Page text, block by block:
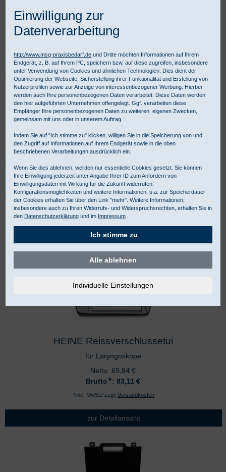
Praxisbedarf Shop Notfall
Beatmung und Intubation
HEINE Laryngoskope
HEINE Laryngoskop-Sets
HEINE Laryngoskop-Sets
HEINE Laryngoskop-Sets gehören zur Grundausstattung des
Notfall-Equipments im Rettungsdienst, der Notfallambulanz und in
der Chirurgie. Für gewerbliche Kunden ist Kauf auf Rechnung
möglich.
HEINE Laryngoscope Sets - Produktübersicht:
Auswahl vor Produktliste
HEINE Reissverschlussetui
für Laryngoskope
Netto: 69,84 €
Brutto∗: 83,11 €
*inkl. MwSt./ zzgl. Versandkosten
zur Detailansicht
Einwilligung zur
Datenverarbeitung
http://www.msg-praxisbedarf.de und Dritte möchten Informationen auf Ihrem
Endgerät, z. B. auf Ihrem PC, speichern bzw. auf diese zugreifen, insbesondere
unter Verwendung von Cookies und ähnlichen Technologien. Dies dient der
Optimierung der Webseite, Sicherstellung ihrer Funktionalität und Erstellung von
Nutzerprofilen sowie zur Anzeige von interessenbezogener Werbung. Hierbei
werden auch Ihre personenbezogenen Daten verarbeitet. Diese Daten werden
den hier aufgeführten Unternehmen offengelegt. Ggf. verarbeiten diese
Empfänger Ihre personenbezogenen Daten zu weiteren, eigenen Zwecken,
gemeinsam mit uns oder in unserem Auftrag.
Indem Sie auf "Ich stimme zu" klicken, willigen Sie in die Speicherung von und
den Zugriff auf Informationen auf Ihrem Endgerät sowie in die oben
beschriebenen Verarbeitungen ausdrücklich ein.
Wenn Sie dies ablehnen, werden nur essentielle Cookies gesetzt. Sie können
Ihre Einwilligung jederzeit unter Angabe Ihrer ID zum Anfordern von
Einwilligungsdaten mit Wirkung für die Zukunft widerrufen.
Konfigurationsmöglichkeiten und weitere Informationen, u.a. zur Speicherdauer
der Cookies erhalten Sie über den Link "mehr". Weitere Informationen,
insbesondere auch zu Ihren Widerrufs- und Widerspruchsrechten, erhalten Sie in
den Datenschutzerklärung und im Impressum
Ich stimme zu
Alle ablehnen